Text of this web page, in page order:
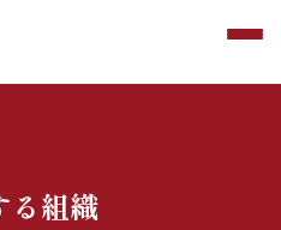
る組織